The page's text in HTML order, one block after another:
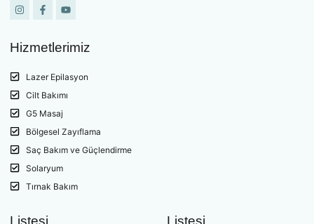
Hizmetlerimiz
Lazer Epilasyon
Cilt Bakımı
G5 Masaj
Bölgesel Zayıflama
Saç Bakım ve Güçlendirme
Solaryum
Tırnak Bakım
Listesi Listesi